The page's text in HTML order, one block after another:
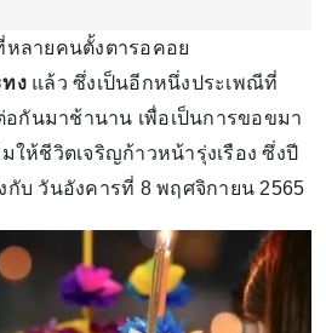
หลายคนตั้งตารอคอย
งแล้ว ซึ่งเป็นอีกหนึ่งประเพณีที่
กันมาช้านาน เพื่อเป็นการขอขมา
ให้ชีวิตเจริญก้าวหน้ารุ่งเรือง ซึ่งปี
กับ วันอังคารที่ 8 พฤศจิกายน 2565